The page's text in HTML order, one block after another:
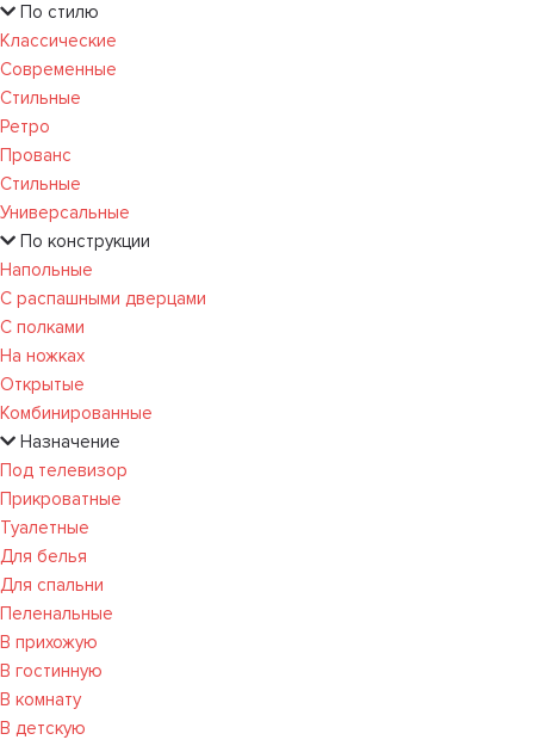
По стилю
Классические
Современные
Стильные
Ретро
Прованс
Стильные
Универсальные
По конструкции
Напольные
С распашными дверцами
С полками
На ножках
Открытые
Комбинированные
Назначение
Под телевизор
Прикроватные
Туалетные
Для белья
Для спальни
Пеленальные
В прихожую
В гостинную
В комнату
В детскую